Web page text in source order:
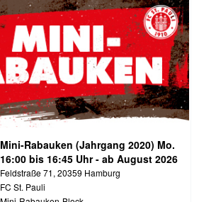
Mini-Rabauken (Jahrgang 2020) Mo.
16:00 bis 16:45 Uhr - ab August 2026
Feldstraße 71, 20359 Hamburg
FC St. Pauli